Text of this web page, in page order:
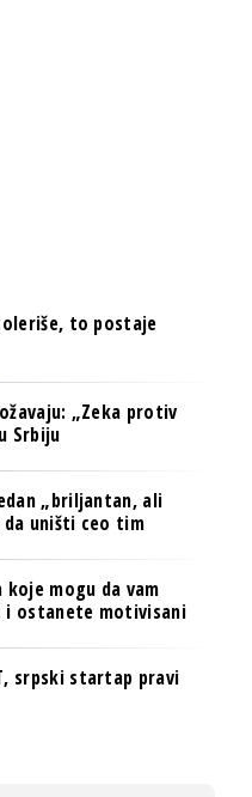
to postaje
„Zeka protiv
Srbiju
„briljantan, ali
da uništi ceo tim
mogu da vam
i ostanete motivisani
srpski startap pravi